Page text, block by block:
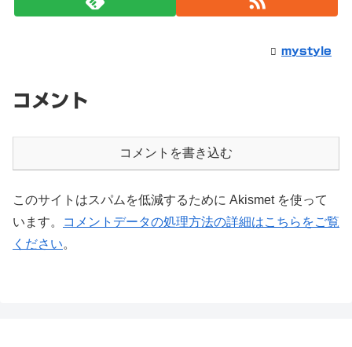
mystyle
コメント
コメントを書き込む
このサイトはスパムを低減するために Akismet を使って
います。
コメントデータの処理方法の詳細はこちらをご覧
ください。